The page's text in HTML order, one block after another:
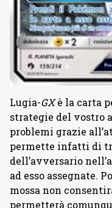
Lugia-GXè la carta
strategie del vostro
problemi grazie
permette infatti di
dell’avversario
ad esso assegnate.
mossa non
permetterà